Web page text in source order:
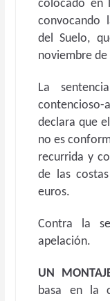
colocado en
convocando
del Suelo,
noviembre de
La
declara que
no es
recurrida y
de las
euros.
Contra la
apelación.
UN
basa en la